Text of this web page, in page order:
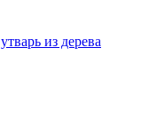
утварь из дерева